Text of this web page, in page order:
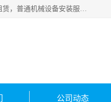
青岛高晟工程机械租赁有限公司成立于2015年，注册地位于山东省青岛市。经营范围包括：机械设备租赁，普通机械设备安装服务，电子、机械设备维护，专用设备修理，通用设备修理，机械设备销售，环境保护专用设备销售，建筑材料销售，专业保洁、清洗、消毒服务，劳动保护用品销售，信息技术咨询服务，汽车拖车、求援、清障服务，物业管理；工程管理服务，货物进出口，技术进出口，汽车销售，新能源汽车整车销售等。
公司动态